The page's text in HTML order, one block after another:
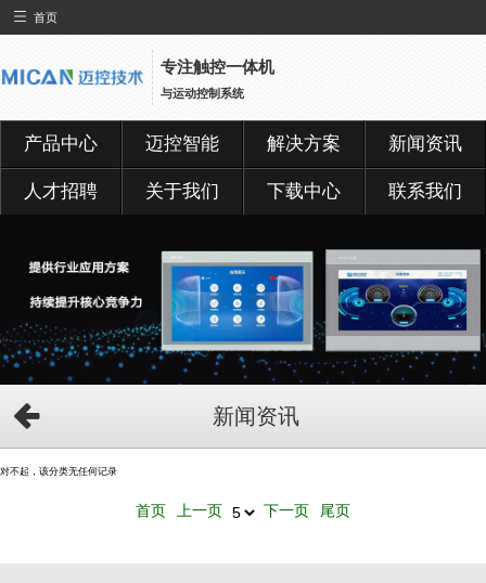
首页
专注触控一体机
与运动控制系统
产品中心 迈控智能 解决方案 新闻资讯
人才招聘 关于我们 下载中心 联系我们
新闻资讯
对不起，该分类无任何记录
首页 上一页 下一页 尾页